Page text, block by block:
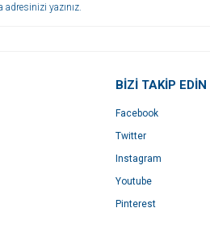
BİZİ TAKİP EDİN
Facebook
Twitter
Instagram
Youtube
Pinterest